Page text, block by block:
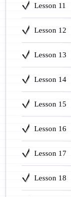
Lesson 11
Lesson 12
Lesson 13
Lesson 14
Lesson 15
Lesson 16
Lesson 17
Lesson 18